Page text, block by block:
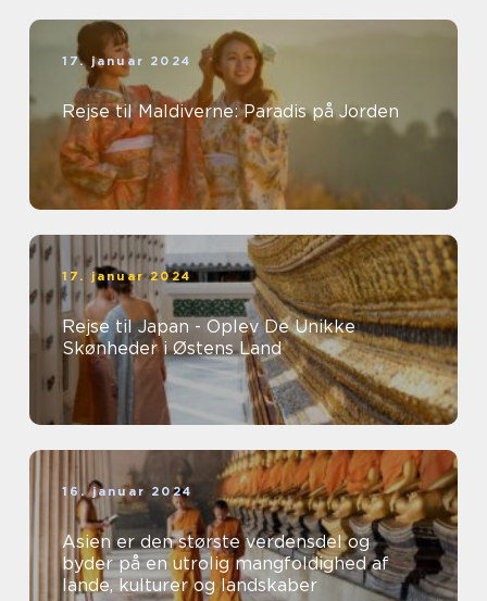
17. januar 2024
Rejse til Maldiverne: Paradis på Jorden
17. januar 2024
Rejse til Japan - Oplev De Unikke
Skønheder i Østens Land
16. januar 2024
Asien er den største verdensdel og
byder på en utrolig mangfoldighed af
lande, kulturer og landskaber